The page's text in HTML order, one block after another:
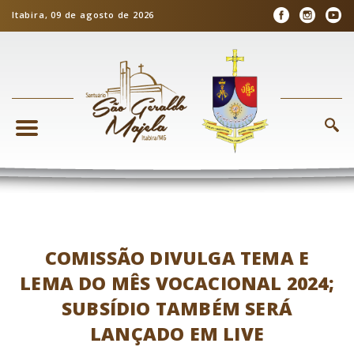
Itabira, 09 de agosto de 2026
COMISSÃO DIVULGA TEMA E
LEMA DO MÊS VOCACIONAL 2024;
SUBSÍDIO TAMBÉM SERÁ
LANÇADO EM LIVE